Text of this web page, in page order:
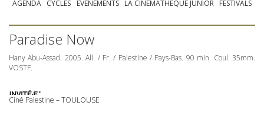
AGENDA CYCLES ÉVÉNEMENTS LA CINÉMATHÈQUE JUNIOR FESTIVALS
Paradise Now
Hany Abu-Assad. 2005. All. / Fr. / Palestine / Pays-Bas. 90 min. Coul. 35mm.
VOSTF.
Ciné Palestine – TOULOUSE